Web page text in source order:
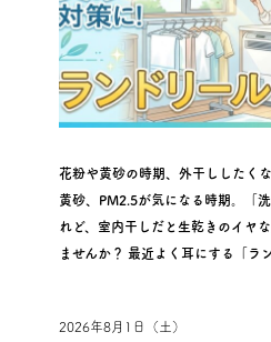
花粉や黄砂の時期、外干ししたく
黄砂、PM2.5が気になる時期。「
れど、室内干しだと生乾きのイヤ
ませんか？ 最近よく耳にする「ラ
2026年8月1日（土）